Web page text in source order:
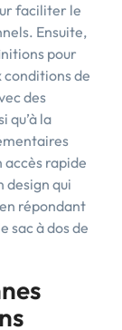
faciliter le
Ensuite,
pour
de
des
qu’à la
accès rapide
design qui
répondant
sac à dos de